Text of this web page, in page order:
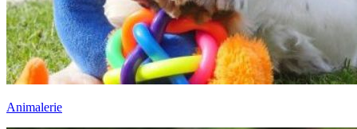
Animalerie